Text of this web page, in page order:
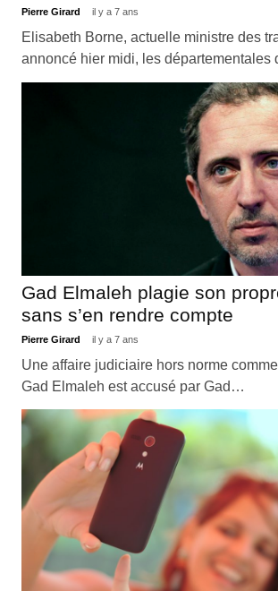
Pierre Girard il y a 7 ans
Elisabeth Borne, actuelle ministre des
annoncé hier midi, les
Gad Elmaleh plagie son
sans s’en rendre compte
Pierre Girard il y a 7 ans
Une affaire judiciaire hors norme
Gad Elmaleh est accusé par Gad…